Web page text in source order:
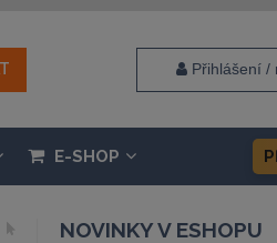
Přihlášení /
E-SHOP
NOVINKY V ESHOPU